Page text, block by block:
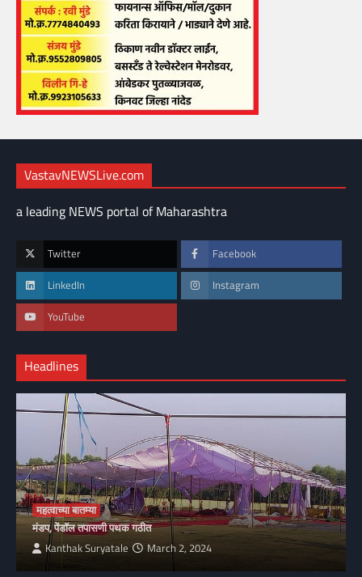
VastavNEWSLive.com
a leading NEWS portal of Maharashtra
Twitter Facebook
LinkedIn Instagram
YouTube
Headlines
महत्वाच्या बातम्या
मंडप, पेंडॉल तपासणी पथक गठीत
Kanthak Suryatale March 2, 2024